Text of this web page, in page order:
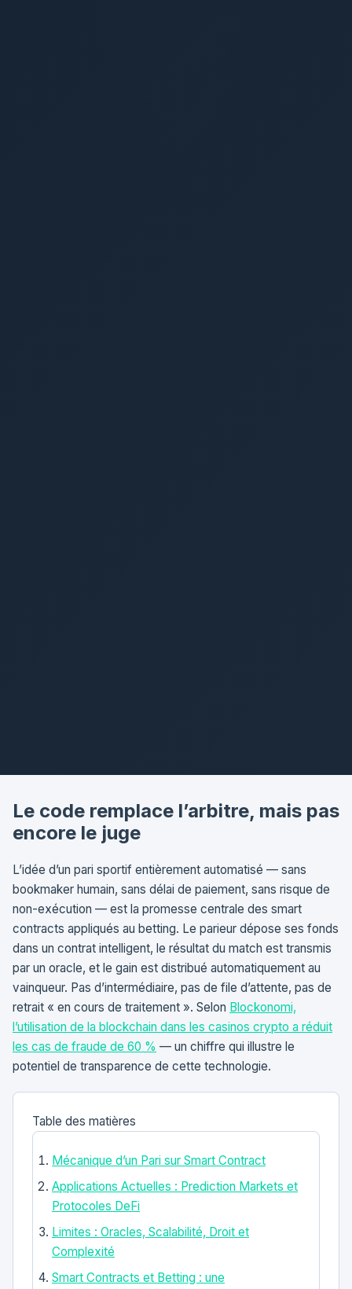
Le code remplace l’arbitre, mais pas
encore le juge
L’idée d’un pari sportif entièrement automatisé — sans
bookmaker humain, sans délai de paiement, sans risque de
non-exécution — est la promesse centrale des smart
contracts appliqués au betting. Le parieur dépose ses fonds
dans un contrat intelligent, le résultat du match est transmis
par un oracle, et le gain est distribué automatiquement au
vainqueur. Pas d’intermédiaire, pas de file d’attente, pas de
retrait « en cours de traitement ». Selon Blockonomi,
l’utilisation de la blockchain dans les casinos crypto a réduit
les cas de fraude de 60 % — un chiffre qui illustre le
potentiel de transparence de cette technologie.
Table des matières
Mécanique d’un Pari sur Smart Contract
Applications Actuelles : Prediction Markets et
Protocoles DeFi
Limites : Oracles, Scalabilité, Droit et
Complexité
Smart Contracts et Betting : une